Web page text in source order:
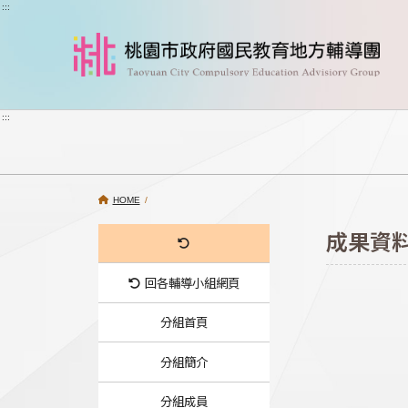
跳到主要內容
:::
:::
HOME /
回各輔導小組網頁
分組首頁
分組簡介
分組成員
成果資